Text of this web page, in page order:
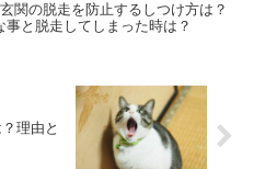
関の脱走を防止するしつけ方は？
事と脱走してしまった時は？
理由と